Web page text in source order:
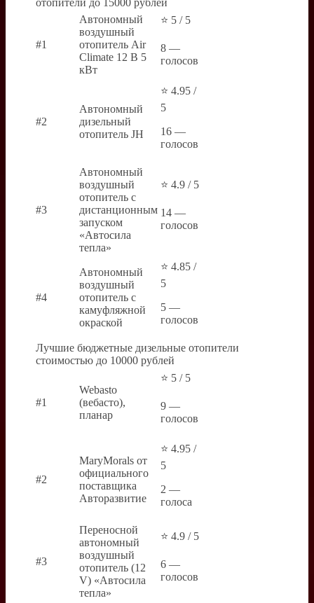
отопители до 15000 рублей
#1
Автономный
воздушный
отопитель Air
Climate 12 В 5
кВт
⭐ 5 / 5
8 —
голосов
#2
Автономный
дизельный
отопитель JH
⭐ 4.95 /
5
16 —
голосов
#3
Автономный
воздушный
отопитель с
дистанционным
запуском
«Автосила
тепла»
⭐ 4.9 / 5
14 —
голосов
#4
Автономный
воздушный
отопитель с
камуфляжной
окраской
⭐ 4.85 /
5
5 —
голосов
Лучшие бюджетные дизельные отопители
стоимостью до 10000 рублей
#1
Webasto
(вебасто),
планар
⭐ 5 / 5
9 —
голосов
#2
MaryMorals от
официального
поставщика
Авторазвитие
⭐ 4.95 /
5
2 —
голоса
#3
Переносной
автономный
воздушный
отопитель (12
V) «Автосила
тепла»
⭐ 4.9 / 5
6 —
голосов